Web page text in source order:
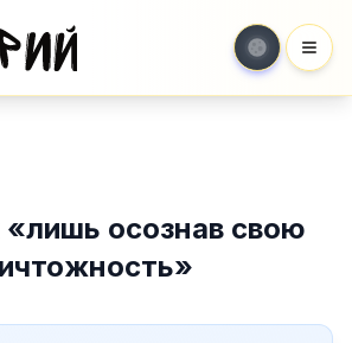
«лишь осознав свою
»